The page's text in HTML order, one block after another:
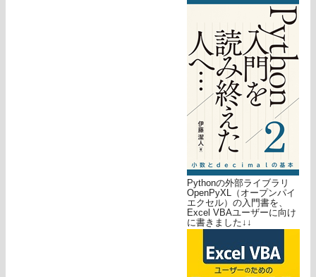
Pythonの外部ライブラリ
OpenPyXL（オープンパイ
エクセル）の入門書を、
Excel VBAユーザーに向け
に書きました↓↓